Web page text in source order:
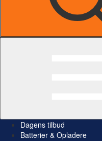
Dagens tilbud
Batterier & Opladere